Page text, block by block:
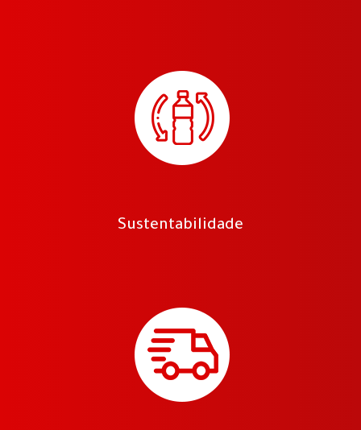
Sustentabilidade